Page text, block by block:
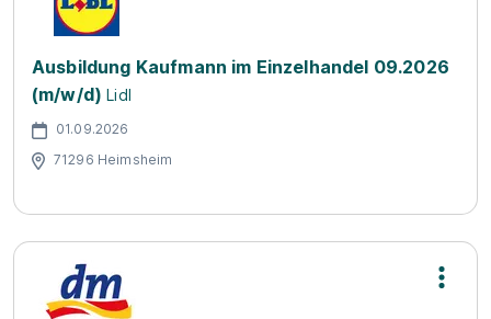
Ausbildung Kaufmann im Einzelhandel 09.2026
(m/w/d) Lidl
01.09.2026
71296 Heimsheim